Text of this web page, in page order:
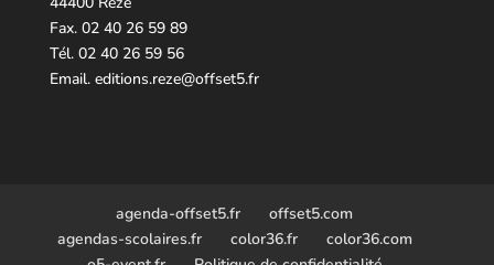
Fax. 02 40 26 59 89
Tél. 02 40 26 59 56
Email. editions.reze@offset5.fr
agenda-offset5.fr
offset5.com
agendas-scolaires.fr
color36.fr
color36.com